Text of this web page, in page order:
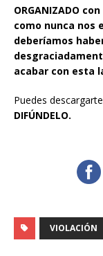
ORGANIZADO
como nunca nos
deberíamos
acabar con esta
Puedes
DIFÚNDELO.
VIOLACIÓN